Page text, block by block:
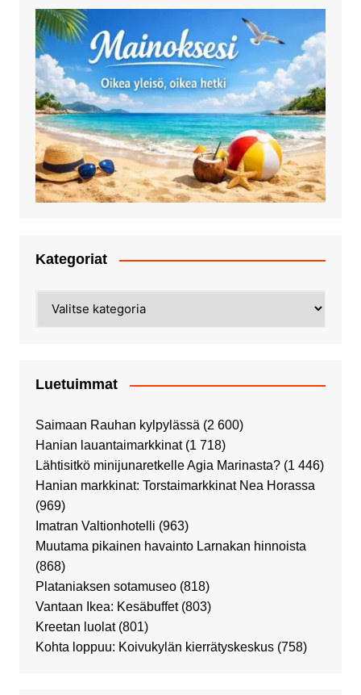
Kategoriat
Luetuimmat
Saimaan Rauhan kylpylässä (2 600)
Hanian lauantaimarkkinat (1 718)
Lähtisitkö minijunaretkelle Agia Marinasta? (1 446)
Hanian markkinat: Torstaimarkkinat Nea Horassa
(969)
Imatran Valtionhotelli (963)
Muutama pikainen havainto Larnakan hinnoista
(868)
Plataniaksen sotamuseo (818)
Vantaan Ikea: Kesäbuffet (803)
Kreetan luolat (801)
Kohta loppuu: Koivukylän kierrätyskeskus (758)